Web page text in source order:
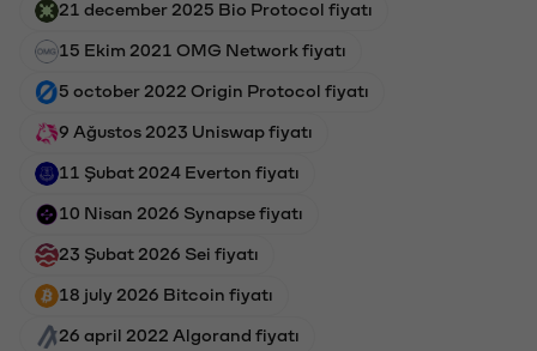
21 december 2025 Bio Protocol fiyatı
15 Ekim 2021 OMG Network fiyatı
5 october 2022 Origin Protocol fiyatı
9 Ağustos 2023 Uniswap fiyatı
11 Şubat 2024 Everton fiyatı
10 Nisan 2026 Synapse fiyatı
23 Şubat 2026 Sei fiyatı
18 july 2026 Bitcoin fiyatı
26 april 2022 Algorand fiyatı